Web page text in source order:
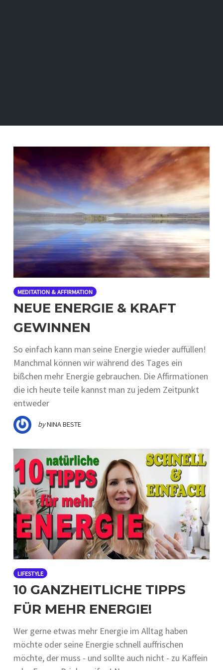
MEDITATION & AFFIRMATION
NEUE ENERGIE & KRAFT
GEWINNEN
So einfach kann man seine Energie wieder auffüllen!
Manchmal können wir während des Tages ein
bißchen mehr Energie gebrauchen. Die Affirmationen
die ich heute teile kannst man zu jedem Zeitpunkt
entweder
byNINA BESTE
LIFESTYLE
10 GANZHEITLICHE TIPPS
FÜR MEHR ENERGIE!
Wer gerne etwas mehr Energie im Alltag haben
möchte oder seine Energie schnell auffrischen
möchte, der muss - und sollte auch nicht - zu Kaffein